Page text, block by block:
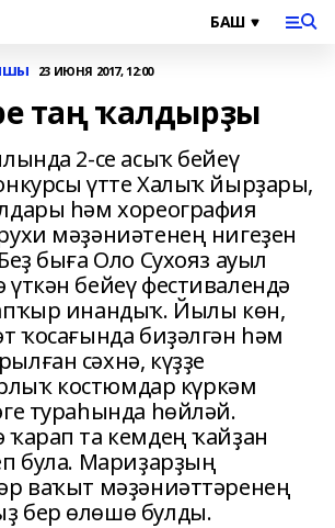
23 ИЮНЯ 2017, 12:00
таң ҡалдырҙы
2-се асыҡ бейеү
үтте Халыҡ йырҙары,
һәм хореография
мәҙәниәтенең нигеҙен
быға Оло Сухояз ауыл
бейеү фестивалендә
инандыҡ. Йылы көн,
ҡосағында биҙәлгән һәм
сәхнә, күҙҙе
костюмдар күркәм
тураһында һөйләй.
ҡарап та кемдең ҡайҙан
була. Мариҙарҙың
ваҡыт мәҙәниәттәренең
бер өлөшө булды.